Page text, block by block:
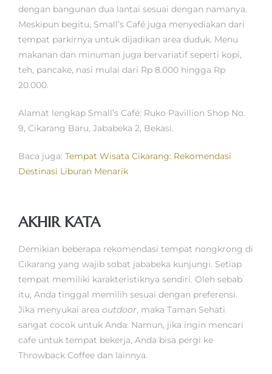
dengan bangunan dua lantai sesuai dengan namanya.
Meskipun begitu, Small’s Café juga menyediakan dari
tempat parkirnya untuk dijadikan area duduk. Menu
makanan dan minuman juga bervariatif seperti kopi,
teh, pancake, nasi mulai dari Rp 8.000 hingga Rp
20.000.
Alamat lengkap Small’s Café: Ruko Pavillion Shop No.
9, Cikarang Baru, Jababeka 2, Bekasi.
Baca juga: Tempat Wisata Cikarang: Rekomendasi
Destinasi Liburan Menarik
AKHIR KATA
Demikian beberapa rekomendasi tempat nongkrong di
Cikarang yang wajib sobat jababeka kunjungi. Setiap
tempat memiliki karakteristiknya sendiri. Oleh sebab
itu, Anda tinggal memilih sesuai dengan preferensi.
Jika menyukai area outdoor, maka Taman Sehati
sangat cocok untuk Anda. Namun, jika ingin mencari
cafe untuk tempat bekerja, Anda bisa pergi ke
Throwback Coffee dan lainnya.